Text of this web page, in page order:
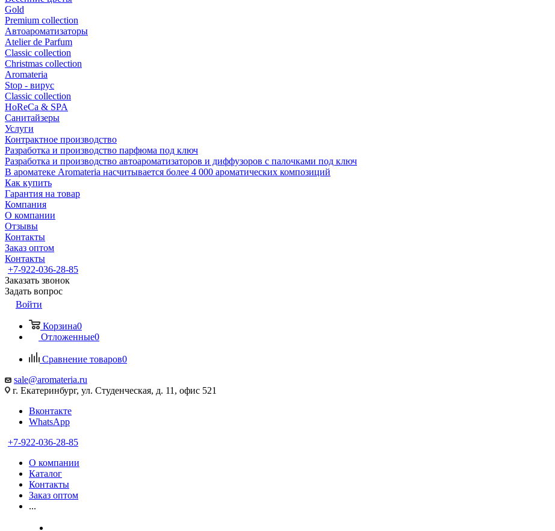
Gold
Premium collection
Автоароматизаторы
Atelier de Parfum
Classic collection
Christmas collection
Aromateria
Stop - вирус
Сlassic collection
HoReCa & SPA
Санитайзеры
Услуги
Контрактное производство
Разработка и производство парфюма под ключ
Разработка и производство автоароматизаторов и диффузоров с палочками под ключ
В ароматеке Aromateria насчитывается более 4 000 ароматических композиций
Как купить
Гарантия на товар
Компания
О компании
Отзывы
Контакты
Заказ оптом
Контакты
+7-922-036-28-85
Заказать звонок
Задать вопрос
Войти
Корзина0
Отложенные0
Сравнение товаров0
sale@aromateria.ru
г. Екатеринбург, ул. Студенческая, д. 11, офис 521
Вконтакте
WhatsApp
+7-922-036-28-85
О компании
Каталог
Контакты
Заказ оптом
...